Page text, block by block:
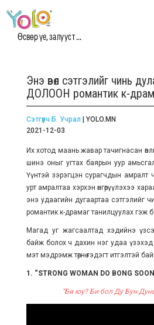
Өсвөр үе, залууст ...
Энэ өвөл сэтгэлийг чинь
ДОЛООН романтик к-
Сэтгүүлч Б. Учрал | YOLO.MN
2021-12-03
Их хотод маань жавар тачигнасан
шинэ оныг угтах баярын уур
Үүнтэй зэрэгцэн сурагчдын
урт амралтаа хэрхэн өнгөрүүлэхээ
энэ удаагийн дугаартаа сэтгэлийг
романтик к-драмаг танилцуулах гэж
Магад уг жагсаалтад хэдийнэ
байж болох ч дахин нэг удаа үзэхэд
мэт мэдрэмж төрнө гэдэгт итгэлтэй
1. “STRONG WOMAN DO BONG
“Би юу? Би бол Ду Бун